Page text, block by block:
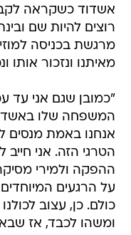
אשדוד כשקראה
רוצים להיות שם
מרגשת בכניסה
מאיתנו ונזכור אותו
"כמובן שגם אני עד
המשפחה שלו
אנחנו באמת מנסים
הטרגי הזה. אני
ההפקה ולמירי
על הרגעים
כולם. כן, עצוב
ומשהו לכבד, אז